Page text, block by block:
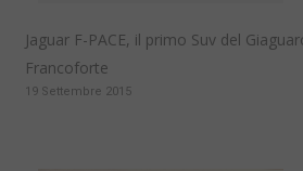
Jaguar F-PACE, il primo Suv del
Francoforte
19 Settembre 2015